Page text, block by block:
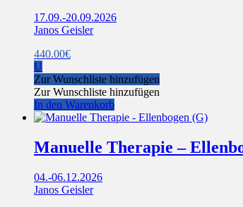
17.09.-20.09.2026
Janos Geisler
440.00€
U
Zur Wunschliste hinzufügen
Zur Wunschliste hinzufügen
In den Warenkorb
Manuelle Therapie –
04.-06.12.2026
Janos Geisler